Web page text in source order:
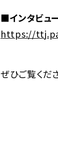
■インタビュ
https://
ぜひご覧くだ